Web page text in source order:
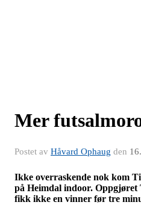
Mer
Postet av Håvard Ophaug den
Ikke overraskende nok kom
på Heimdal indoor.
fikk ikke en vinner før tre